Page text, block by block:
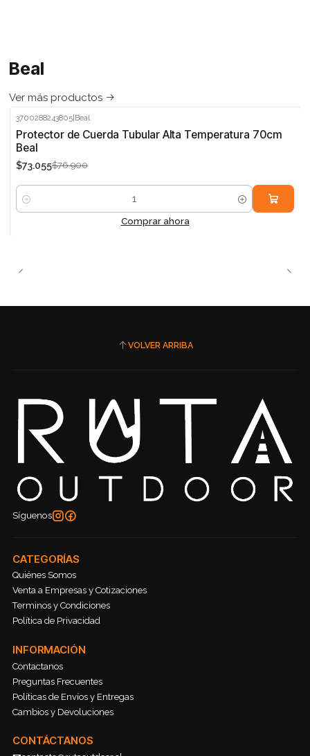
Beal
Ver más productos
-5%
3700288243805 Beal
Protector de Cuerda Tubular Alta Temperatura 70cm
Beal
$73.055$76.900
Cantidad
Comprar ahora
VOLVER ARRIBA
Síguenos
CATEGORÍAS
Quiénes Somos
Venta a Empresas y Cotizaciones
Terminos y Condiciones
Política de Privacidad
INFORMACIÓN
Contactanos
Preguntas Frecuentes
Políticas de Envíos y Entregas
Cambios y Devoluciones
CONTÁCTANOS